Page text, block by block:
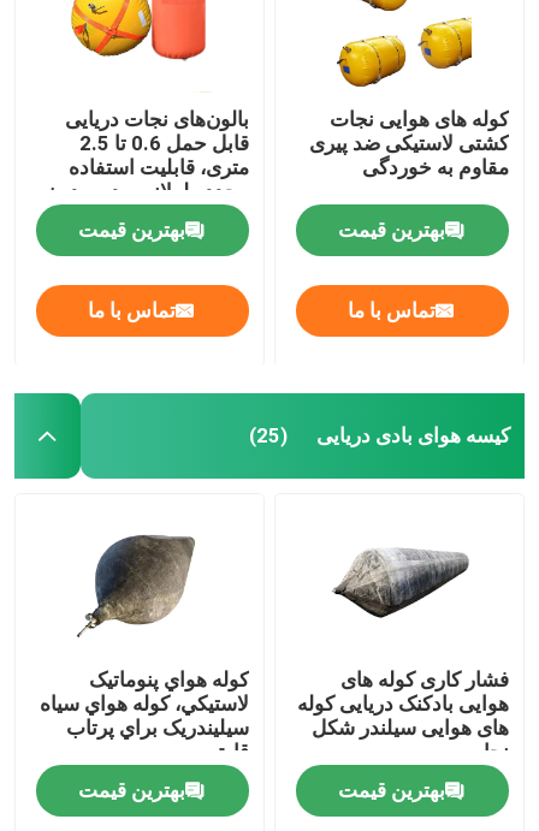
کوله های هوایی نجات
کشتی لاستیکی ضد پیری
مقاوم به خوردگی
بهترین قیمت
تماس با ما
بالون‌های نجات دریایی
قابل حمل 0.6 تا 2.5
متری، قابلیت استفاده
مجدد طولانی مدت بدون
درز
بهترین قیمت
تماس با ما
کیسه هوای بادی دریایی (25)
فشار کاری کوله های
هوایی بادکنک دریایی کوله
های هوایی سیلندر شکل
نجات
بهترین قیمت
کوله هواي پنوماتيک
لاستيکي، کوله هواي سياه
سيليندريک براي پرتاب
قایق
بهترین قیمت